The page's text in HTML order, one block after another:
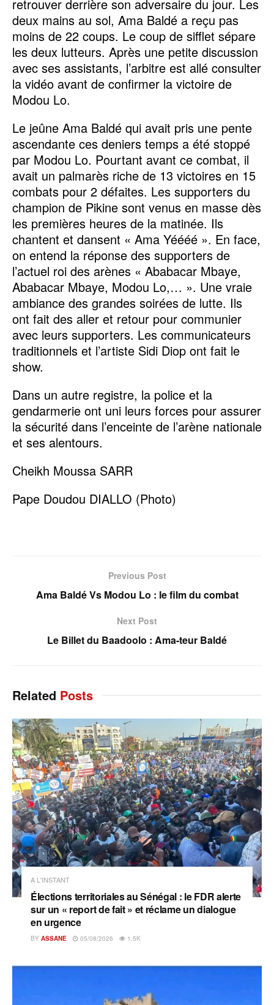
retrouver derrière son adversaire du jour. Les
deux mains au sol, Ama Baldé a reçu pas
moins de 22 coups. Le coup de sifflet sépare
les deux lutteurs. Après une petite discussion
avec ses assistants, l’arbitre est allé consulter
la vidéo avant de confirmer la victoire de
Modou Lo.
Le jeûne Ama Baldé qui avait pris une pente
ascendante ces deniers temps a été stoppé
par Modou Lo. Pourtant avant ce combat, il
avait un palmarès riche de 13 victoires en 15
combats pour 2 défaites. Les supporters du
champion de Pikine sont venus en masse dès
les premières heures de la matinée. Ils
chantent et dansent « Ama Yéééé ». En face,
on entend la réponse des supporters de
l’actuel roi des arènes « Ababacar Mbaye,
Ababacar Mbaye, Modou Lo,… ». Une vraie
ambiance des grandes soirées de lutte. Ils
ont fait des aller et retour pour communier
avec leurs supporters. Les communicateurs
traditionnels et l’artiste Sidi Diop ont fait le
show.
Dans un autre registre, la police et la
gendarmerie ont uni leurs forces pour assurer
la sécurité dans l’enceinte de l’arène nationale
et ses alentours.
Cheikh Moussa SARR
Pape Doudou DIALLO (Photo)
Previous Post
Ama Baldé Vs Modou Lo : le film du combat
Next Post
Le Billet du Baadoolo : Ama-teur Baldé
Related Posts
A L'INSTANT
Élections territoriales au Sénégal : le FDR alerte
sur un « report de fait » et réclame un dialogue
en urgence
BY ASSANE 05/08/2026 1.5K